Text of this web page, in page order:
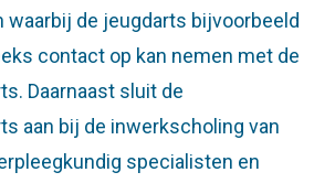
waarbij de jeugdarts bijvoorbeeld
contact op kan nemen met de
Daarnaast sluit de
aan bij de inwerkscholing van
specialisten en